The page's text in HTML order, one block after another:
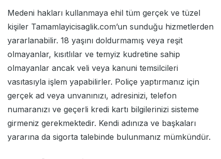
Medeni hakları kullanmaya ehil tüm gerçek ve tüzel
kişiler Tamamlayicisaglik.com’un sunduğu hizmetlerden
yararlanabilir. 18 yaşını doldurmamış veya reşit
olmayanlar, kısıtlılar ve temyiz kudretine sahip
olmayanlar ancak veli veya kanuni temsilcileri
vasıtasıyla işlem yapabilirler. Poliçe yaptırmanız için
gerçek ad veya unvanınızı, adresinizi, telefon
numaranızı ve geçerli kredi kartı bilgilerinizi sisteme
girmeniz gerekmektedir. Kendi adınıza ve başkaları
yararına da sigorta talebinde bulunmanız mümkündür.